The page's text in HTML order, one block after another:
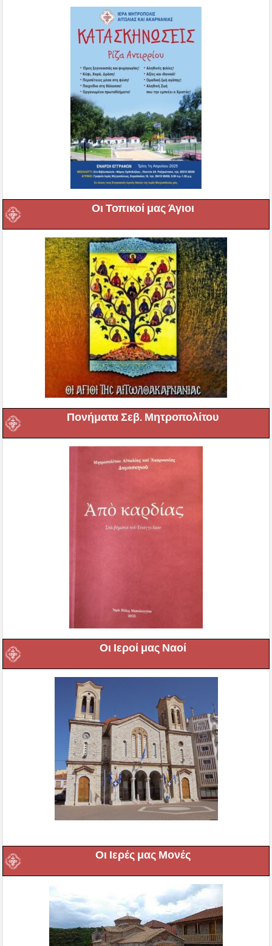
Οι Τοπικοί μας Άγιοι
Πονήματα Σεβ. Μητροπολίτου
Οι Ιεροί μας Ναοί
Οι Ιερές μας Μονές